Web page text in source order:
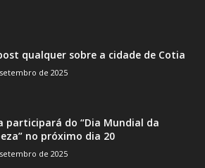
qualquer sobre a cidade de Cotia
de 2025
participará do “Dia Mundial da
no próximo dia 20
de 2025